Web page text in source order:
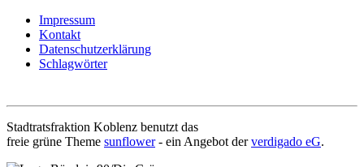
Impressum
Kontakt
Datenschutzerklärung
Schlagwörter
Stadtratsfraktion Koblenz benutzt das
freie grüne Theme sunflower‐ ein Angebot derverdigado eG.